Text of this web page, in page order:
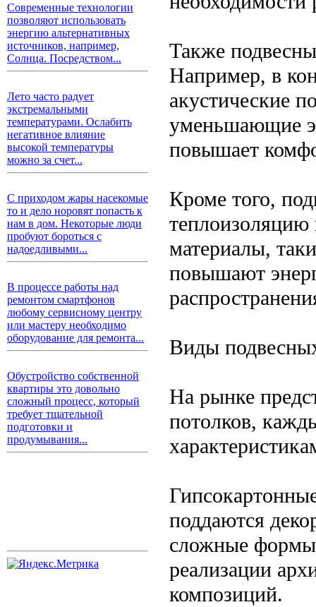
Современные технологии
позволяют использовать
энергию альтернативных
источников, например,
Солнца. Посредством...
Лето часто радует
экстремальными
температурами. Ослабить
негативное влияние
высокой температуры
можно за счет...
С приходом жары насекомые
то и дело норовят попасть к
нам в дом. Некоторые люди
пробуют бороться с
надоедливыми...
В процессе работы над
ремонтом смартфонов
любому сервисному центру
или мастеру необходимо
оборудование для ремонта...
Обустройство собственной
квартиры это довольно
сложный процесс, который
требует тщательной
подготовки и
продумывания...
Также
Например, в
акустические
уменьшающие
повышает
Кроме того,
теплоизоляцию
материалы,
повышают
Виды
На рынке
потолков,
поддаются
сложные
реализации
композиций.